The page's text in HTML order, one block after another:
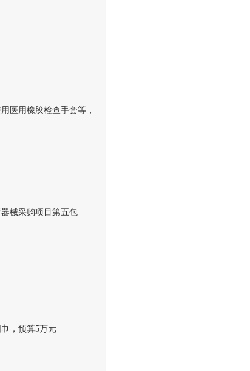
医用橡胶检查手套等，
械采购项目第五包
，预算5万元